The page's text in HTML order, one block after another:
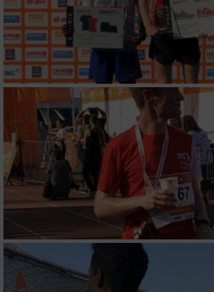
Verwendung reduzierter Daten zur
von Werbeanzeigen
Erstellung von Profilen für personalisierte
Werbung
Verwendung von Profilen zur Auswahl
personalisierter Werbung
Erstellung von Profilen zur
von Inhalten
Verwendung von Profilen zur Auswahl
personalisierter Inhalte
Messung der Werbeleistung
Messung der Performance von Inhalten